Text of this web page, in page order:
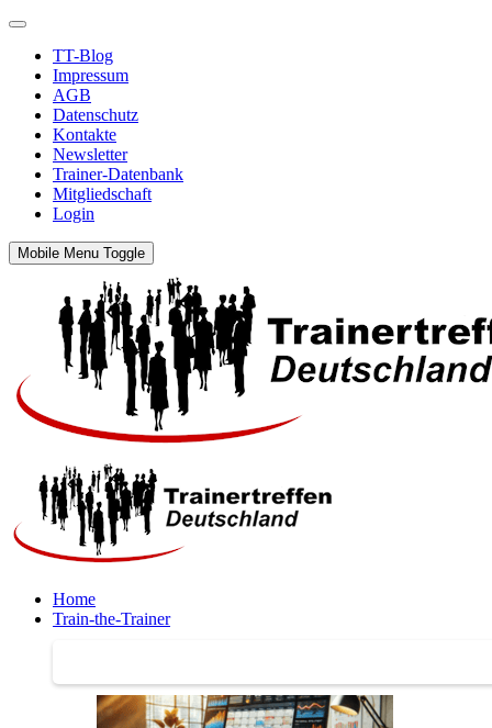
TT-Blog
Impressum
AGB
Datenschutz
Kontakte
Newsletter
Trainer-Datenbank
Mitgliedschaft
Login
Mobile Menu Toggle
Home
Train-the-Trainer